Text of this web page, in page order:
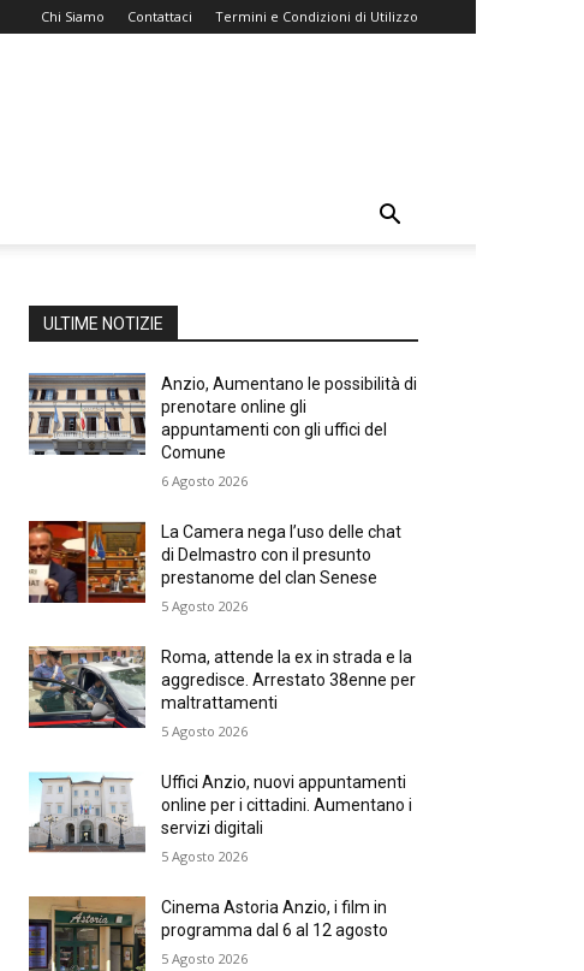
Chi Siamo Contattaci Termini e Condizioni di Utilizzo
ULTIME NOTIZIE
Anzio, Aumentano le possibilità di
prenotare online gli
appuntamenti con gli uffici del
Comune
6 Agosto 2026
La Camera nega l’uso delle chat
di Delmastro con il presunto
prestanome del clan Senese
5 Agosto 2026
Roma, attende la ex in strada e la
aggredisce. Arrestato 38enne per
maltrattamenti
5 Agosto 2026
Uffici Anzio, nuovi appuntamenti
online per i cittadini. Aumentano i
servizi digitali
5 Agosto 2026
Cinema Astoria Anzio, i film in
programma dal 6 al 12 agosto
5 Agosto 2026